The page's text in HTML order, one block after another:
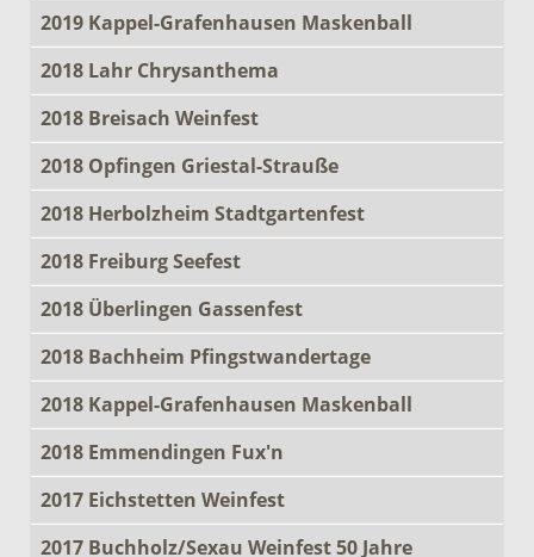
2019 Kappel-Grafenhausen Maskenball
2018 Lahr Chrysanthema
2018 Breisach Weinfest
2018 Opfingen Griestal-Strauße
2018 Herbolzheim Stadtgartenfest
2018 Freiburg Seefest
2018 Überlingen Gassenfest
2018 Bachheim Pfingstwandertage
2018 Kappel-Grafenhausen Maskenball
2018 Emmendingen Fux'n
2017 Eichstetten Weinfest
2017 Buchholz/Sexau Weinfest 50 Jahre